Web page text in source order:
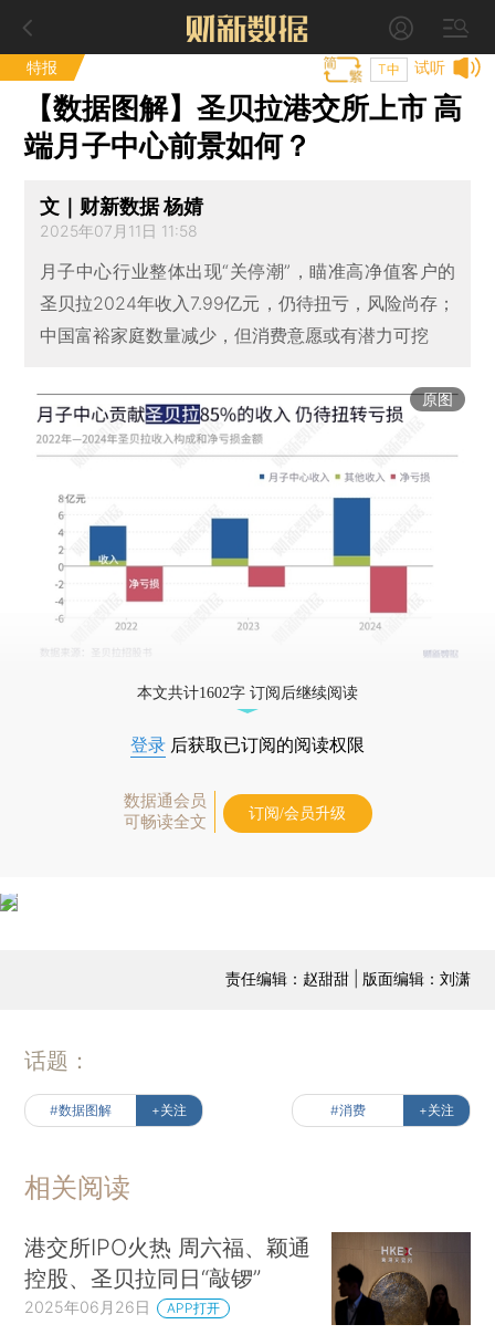
特报 试听
T中
【数据图解】圣贝拉港交所上市 高
端月子中心前景如何？
文｜财新数据 杨婧
2025年07月11日 11:58
月子中心行业整体出现“关停潮”，瞄准高净值客户的
圣贝拉2024年收入7.99亿元，仍待扭亏，风险尚存；
中国富裕家庭数量减少，但消费意愿或有潜力可挖
原图
本文共计1602字 订阅后继续阅读
登录 后获取已订阅的阅读权限
数据通会员
可畅读全文
订阅/会员升级
责任编辑：赵甜甜 | 版面编辑：刘潇
话题：
#数据图解 +关注 #消费 +关注
相关阅读
港交所IPO火热 周六福、颖通
控股、圣贝拉同日“敲锣”
2025年06月26日 APP打开